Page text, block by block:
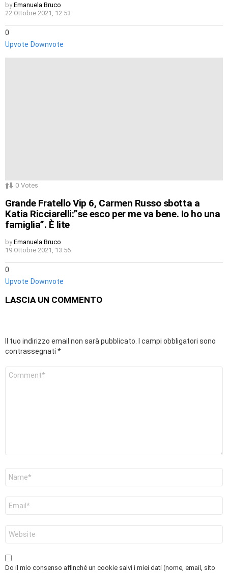
by Emanuela Bruco
22 Ottobre 2021, 12:53
0
Upvote Downvote
0 Votes
Grande Fratello Vip 6, Carmen Russo sbotta a
Katia Ricciarelli:”se esco per me va bene. Io ho una
famiglia”. È lite
by Emanuela Bruco
19 Ottobre 2021, 13:56
0
Upvote Downvote
LASCIA UN COMMENTO
Il tuo indirizzo email non sarà pubblicato.
I campi obbligatori sono
contrassegnati *
web
Do il mio consenso affinché un cookie salvi i miei dati (nome, email, sito